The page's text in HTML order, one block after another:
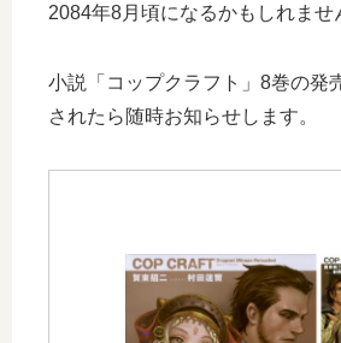
2084年8月頃になるかもしれませ
小説「コップクラフト」8巻の発
されたら随時お知らせします。